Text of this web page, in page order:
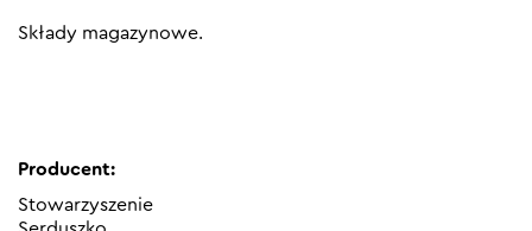
Składy magazynowe.
Producent:
Stowarzyszenie